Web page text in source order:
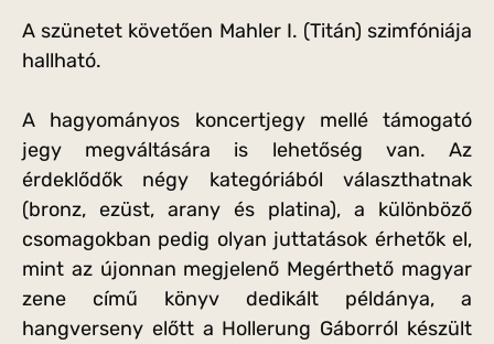
A szünetet követően Mahler I. (Titán) szimfóniája
hallható.
A hagyományos koncertjegy mellé támogató
jegy megváltására is lehetőség van. Az
érdeklődők négy kategóriából választhatnak
(bronz, ezüst, arany és platina), a különböző
csomagokban pedig olyan juttatások érhetők el,
mint az újonnan megjelenő Megérthető magyar
zene című könyv dedikált példánya, a
hangverseny előtt a Hollerung Gáborról készült